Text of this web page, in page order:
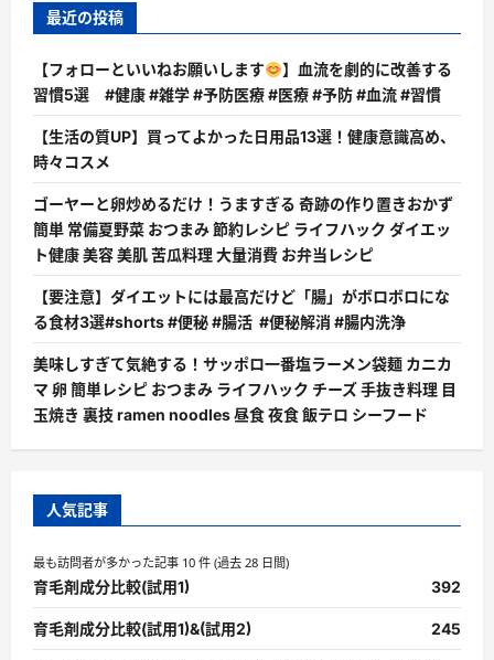
最近の投稿
【フォローといいねお願いします
】血流を劇的に改善する
習慣5選 #健康 #雑学 #予防医療 #医療 #予防 #血流 #習慣
【生活の質UP】買ってよかった日用品13選！健康意識高め、
時々コスメ
ゴーヤーと卵炒めるだけ！うますぎる 奇跡の作り置きおかず
簡単 常備夏野菜 おつまみ 節約レシピ ライフハック ダイエッ
ト健康 美容 美肌 苦瓜料理 大量消費 お弁当レシピ
【要注意】ダイエットには最高だけど「腸」がボロボロにな
る食材3選#shorts #便秘 #腸活 #便秘解消 #腸内洗浄
美味しすぎて気絶する！サッポロ一番塩ラーメン袋麺 カニカ
マ 卵 簡単レシピ おつまみ ライフハック チーズ 手抜き料理 目
玉焼き 裏技 ramen noodles 昼食 夜食 飯テロ シーフード
人気記事
最も訪問者が多かった記事 10 件 (過去 28 日間)
育毛剤成分比較(試用1) 392
育毛剤成分比較(試用1)&(試用2) 245